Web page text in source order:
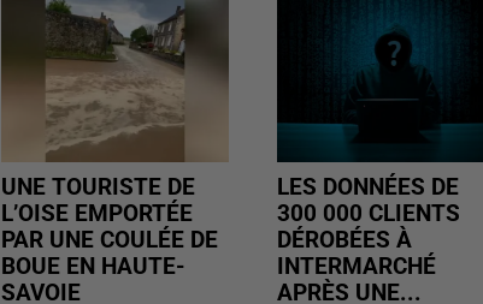
UNE TOURISTE DE
L’OISE EMPORTÉE
PAR UNE COULÉE DE
BOUE EN HAUTE-
SAVOIE
LES DONNÉES DE
300 000 CLIENTS
DÉROBÉES À
INTERMARCHÉ
APRÈS UNE...